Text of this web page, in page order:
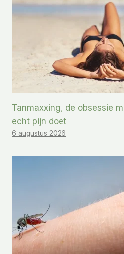
Tanmaxxing, de obsessie
echt pijn doet
6 augustus 2026